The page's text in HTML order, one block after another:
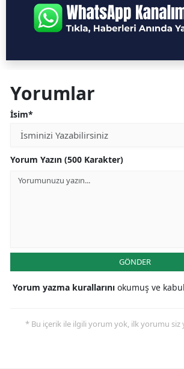
Yorumlar
İsim*
Yorum Yazın (500 Karakter)
GÖNDER
Yorum yazma kurallarını okumuş ve kabul
* Bu içerik ile ilgili yorum yok, ilk yorumu siz